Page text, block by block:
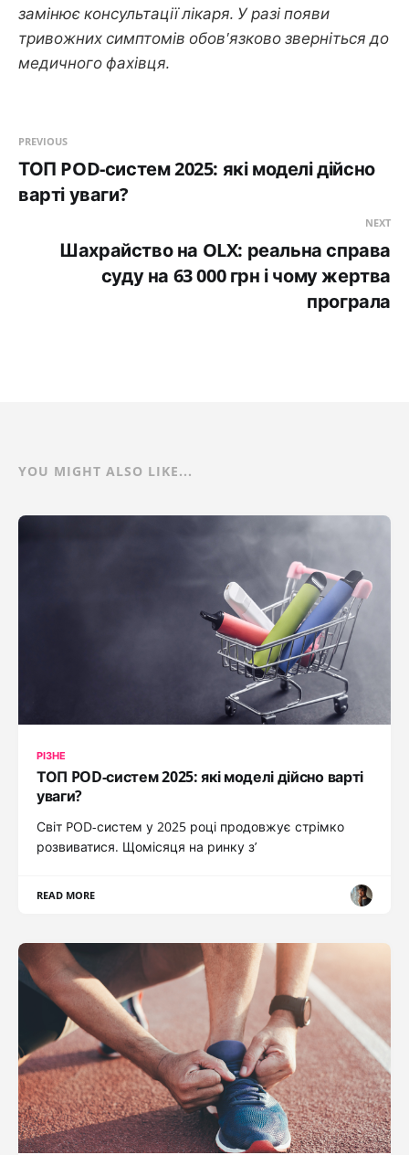
замінює консультації лікаря. У разі появи
тривожних симптомів обов'язково зверніться до
медичного фахівця.
PREVIOUS
ТОП POD-систем 2025: які моделі дійсно
варті уваги?
NEXT
Шахрайство на OLX: реальна справа
суду на 63 000 грн і чому жертва
програла
YOU MIGHT ALSO LIKE...
РІЗНЕ
ТОП POD-систем 2025: які моделі дійсно варті
уваги?
Світ POD-систем у 2025 році продовжує стрімко
розвиватися. Щомісяця на ринку з’
READ MORE